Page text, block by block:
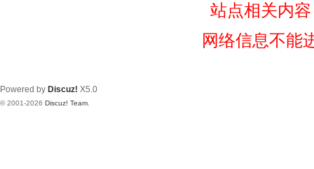
站点相关内
网络信息不能
Powered by Discuz! X5.0
© 2001-2026 Discuz! Team